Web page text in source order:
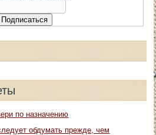
по назначению
обдумать прежде, чем